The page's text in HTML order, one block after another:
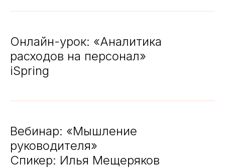
Онлайн-урок: «Аналитика
расходов на персонал»
iSpring
Вебинар: «Мышление
руководителя»
Спикер: Илья Мещеряков